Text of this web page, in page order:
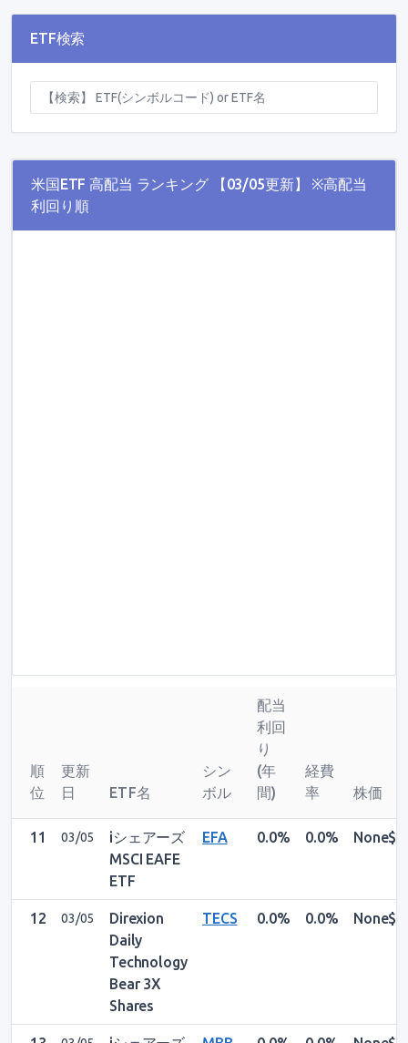
ETF検索
米国ETF 高配当 ランキング 【03/05更新】 ※高配当
利回り順
順
位
更新
日
ETF名
シン
ボル
配当
利回
り
(年
間)
経費
率
株価
11 03/05
iシェアーズ
MSCI EAFE
ETF
EFA 0.0% 0.0% None$
12 03/05
Direxion
Daily
Technology
Bear 3X
Shares
TECS 0.0% 0.0% None$